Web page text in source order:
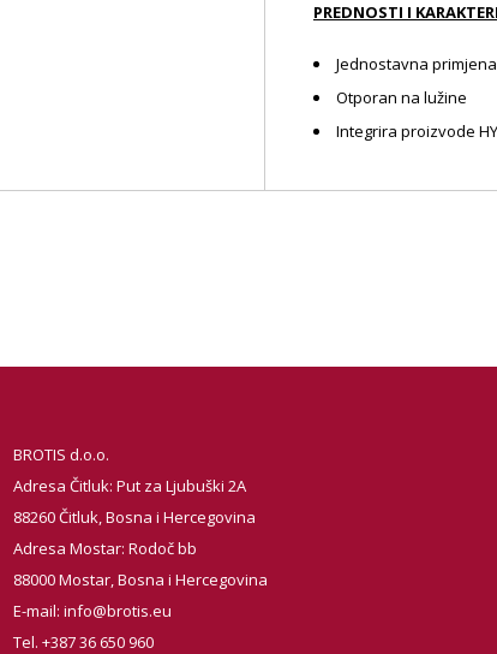
PREDNOSTI I
Jednostavna primjena
Otporan na lužine
Integrira proizvode
BROTIS d.o.o.
Adresa Čitluk: Put za Ljubuški 2A
88260 Čitluk, Bosna i Hercegovina
Adresa Mostar: Rodoč bb
88000 Mostar, Bosna i Hercegovina
E-mail:info@brotis.eu
Tel. +387 36 650 960